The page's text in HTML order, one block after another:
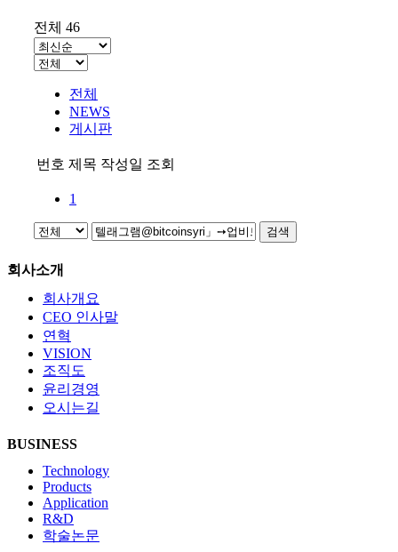
전체 46
전체
NEWS
게시판
번호 제목 작성일 조회
1
검색
회사소개
회사개요
CEO 인사말
연혁
VISION
조직도
윤리경영
오시는길
BUSINESS
Technology
Products
Application
R&D
학술논문